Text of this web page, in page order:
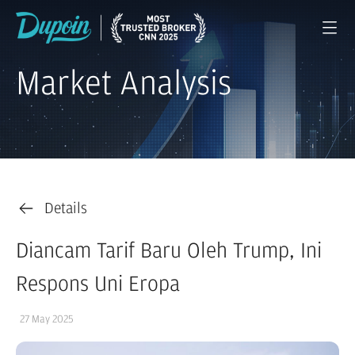
Market Analysis
Details
Diancam Tarif Baru Oleh Trump, Ini
Respons Uni Eropa
27 May 2025